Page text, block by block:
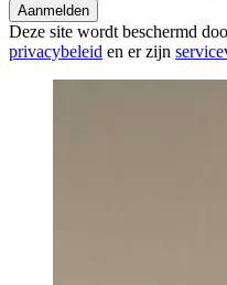
Aanmelden
Deze site wordt beschermd
privacybeleid en er zijn